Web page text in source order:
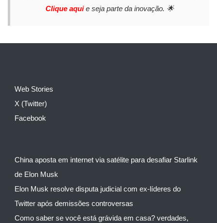
Clique aquie seja parte da inovação. 🌟
Web Stories
X (Twitter)
Facebook
China aposta em internet via satélite para desafiar Starlink
de Elon Musk
Elon Musk resolve disputa judicial com ex-líderes do
Twitter após demissões controversas
Como saber se você está grávida em casa? verdades,